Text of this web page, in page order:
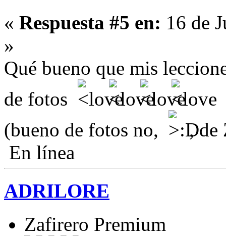
« Respuesta #5 en: 16 de
»
Qué bueno que mis
de fotos
(bueno de fotos no,
,
En línea
ADRILORE
Zafirero Premium